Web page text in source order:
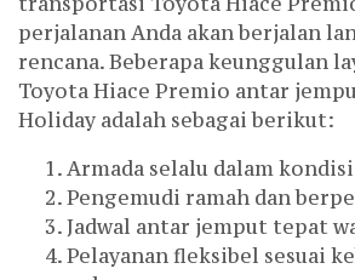
perjalanan Anda akan berjalan
rencana. Beberapa keunggulan
Toyota Hiace Premio antar
Holiday adalah sebagai berikut:
Armada selalu dalam
Pengemudi ramah dan
Jadwal antar jemput tepat
Pelayanan fleksibel sesuai